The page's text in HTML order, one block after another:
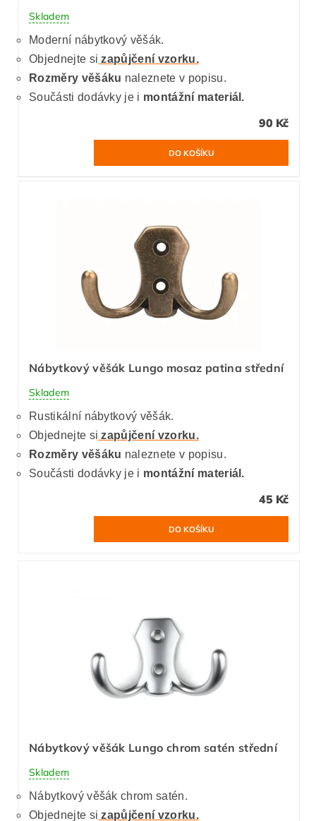
Skladem
Moderní nábytkový věšák.
Objednejte si zapůjčení vzorku.
Rozměry věšáku naleznete v popisu.
Součásti dodávky je i montážní materiál.
90 Kč
Nábytkový věšák Lungo mosaz patina střední
Skladem
Rustikální nábytkový věšák.
Objednejte si zapůjčení vzorku.
Rozměry věšáku naleznete v popisu.
Součásti dodávky je i montážní materiál.
45 Kč
Nábytkový věšák Lungo chrom satén střední
Skladem
Nábytkový věšák chrom satén.
Objednejte si zapůjčení vzorku.